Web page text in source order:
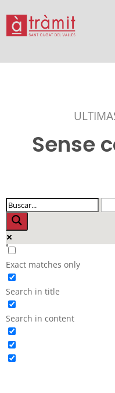
Sense
Exact matches only
Search in title
Search in content